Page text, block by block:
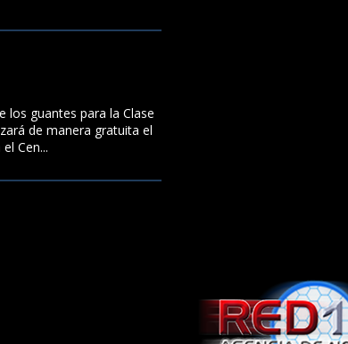
los guantes para la Clase
de manera gratuita el
Cen...